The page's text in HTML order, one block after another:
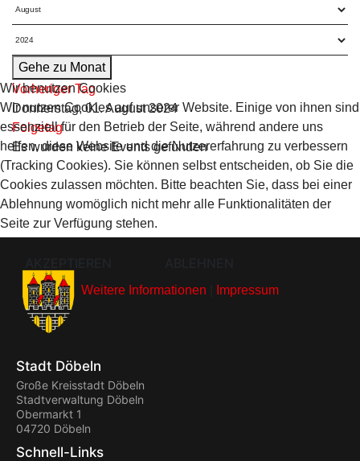
Gehe zu Monat
Vorheriger Tag
Donnerstag, 01. August 2024
Folgetag
Es wurden keine Events gefunden
Stadt Döbeln
Große Kreisstadt Döbeln
Stadtverwaltung Döbeln
Obermarkt 1
04720 Döbeln
Schnell-Links
Wir benutzen Cookies
Wir nutzen Cookies auf unserer Website. Einige von ihnen sind
essenziell für den Betrieb der Seite, während andere uns
helfen, diese Website und die Nutzererfahrung zu verbessern
(Tracking Cookies). Sie können selbst entscheiden, ob Sie die
Cookies zulassen möchten. Bitte beachten Sie, dass bei einer
Ablehnung womöglich nicht mehr alle Funktionalitäten der
Seite zur Verfügung stehen.
Weitere Informationen Impressum